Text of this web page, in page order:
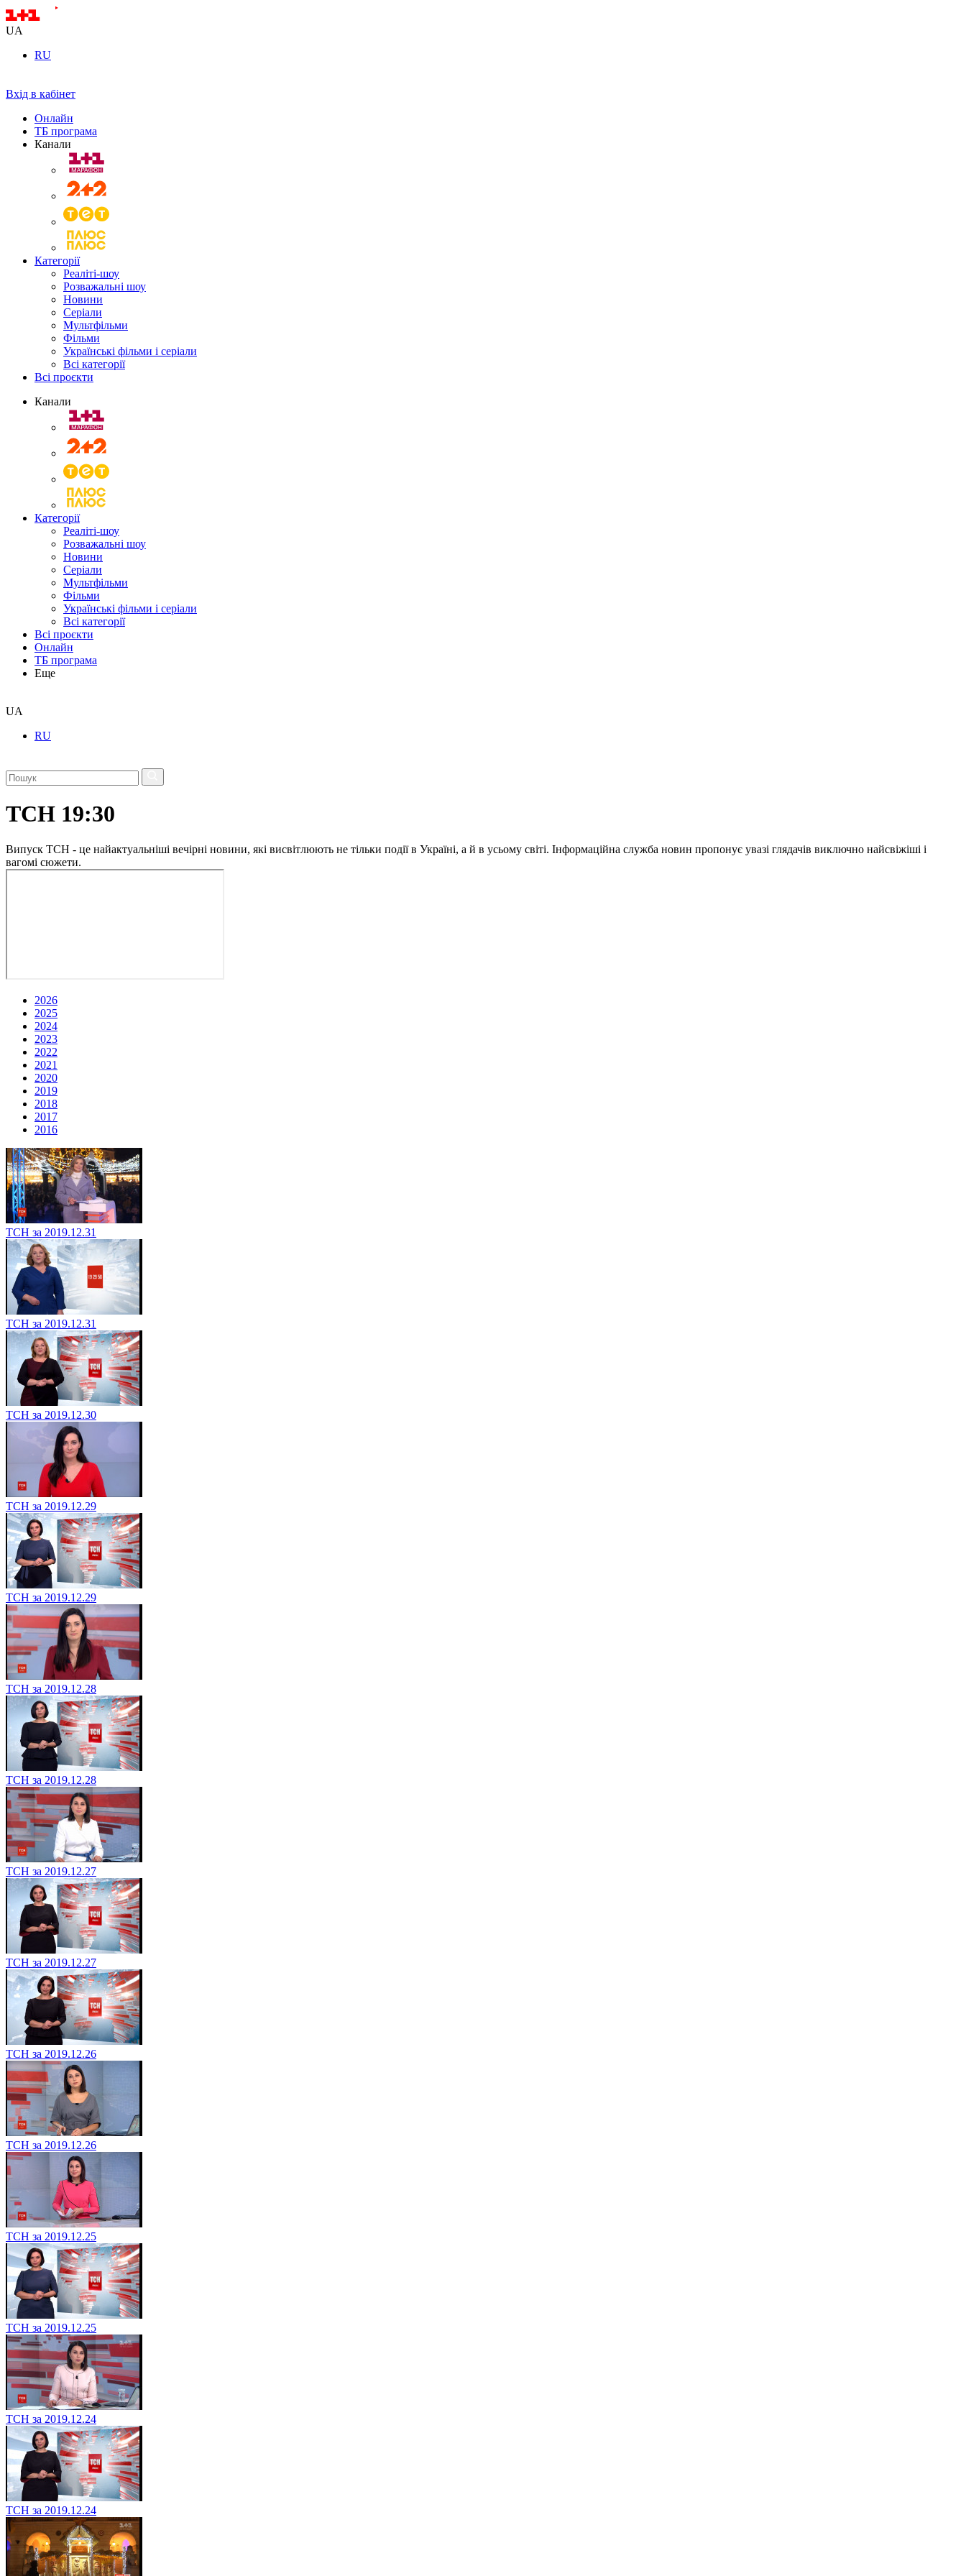
UA
RU
Вхід в кабінет
Онлайн
ТБ програма
Канали
Категорії
Реаліті-шоу
Розважальні шоу
Новини
Серіали
Мультфільми
Фільми
Українські фільми і серіали
Всі категорії
Всі проєкти
Канали
Категорії
Реаліті-шоу
Розважальні шоу
Новини
Серіали
Мультфільми
Фільми
Українські фільми і серіали
Всі категорії
Всі проєкти
Онлайн
ТБ програма
Еще
UA
RU
ТСН 19:30
Випуск ТСН - це найактуальніші вечірні новини, які висвітлюють не тільки події в Україні, а й в усьому світі. Інформаційна служба новин пропонує увазі глядачів виключно найсвіжіші і
вагомі сюжети.
2026
2025
2024
2023
2022
2021
2020
2019
2018
2017
2016
ТСН за 2019.12.31
ТСН за 2019.12.31
ТСН за 2019.12.30
ТСН за 2019.12.29
ТСН за 2019.12.29
ТСН за 2019.12.28
ТСН за 2019.12.28
ТСН за 2019.12.27
ТСН за 2019.12.27
ТСН за 2019.12.26
ТСН за 2019.12.26
ТСН за 2019.12.25
ТСН за 2019.12.25
ТСН за 2019.12.24
ТСН за 2019.12.24